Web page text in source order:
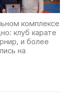
комплексе
клуб карате
и более
на